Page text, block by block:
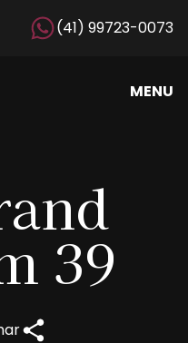
(41) 99723-0073
MENU
39